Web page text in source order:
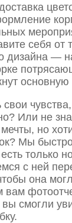
себя от
дизайна —
Или не
но
Мы
только
с ней
она
смогли